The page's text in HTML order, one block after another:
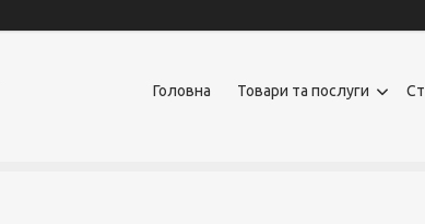
Головна Товари та послуги